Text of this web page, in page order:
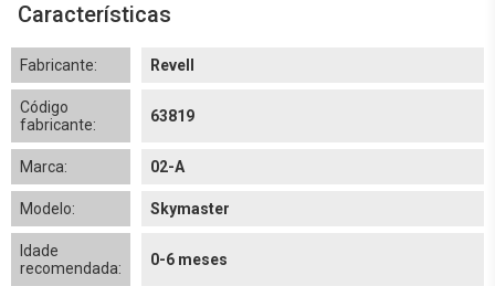
Características
Fabricante: Revell
Código
fabricante:
63819
Marca: 02-A
Modelo: Skymaster
Idade
recomendada:
0-6 meses